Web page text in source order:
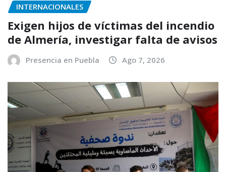
INTERNACIONALES
Exigen hijos de víctimas del incendio
de Almería, investigar falta de avisos
Presencia en Puebla Ago 7, 2026